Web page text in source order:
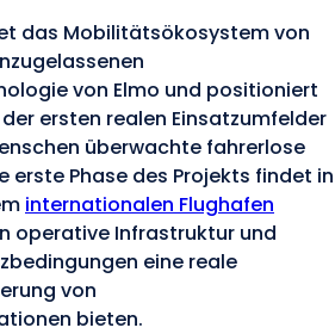
das Mobilitätsökosystem von
von Elmo und positioniert
ersten realen Einsatzumfelder
überwachte fahrerlose
erste Phase des Projekts findet in
internationalen Flughafen
operative Infrastruktur und
eine reale
von
bieten.